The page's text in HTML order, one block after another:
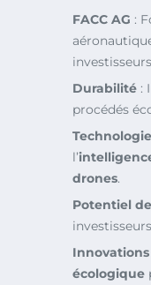
FACC AG :
Durabilité :
procédés
Technologie
l’
drones.
Potentiel
Innovations
écologique